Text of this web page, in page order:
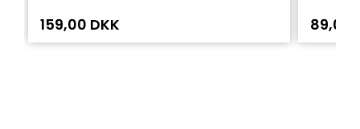
159,00 DKK 89,00